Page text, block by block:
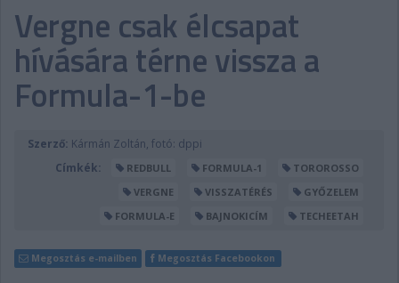
PODCAST
SHOP
LIVE
TIPPJÁTÉK
DIGITÁLIS MAGAZIN
PONTÁLLÁSOK
VERSENYNAPTÁRAK
Vergne csak élcsapat
hívására térne vissza a
Formula-1-be
Szerző: Kármán Zoltán, fotó: dppi
Címkék:
REDBULL FORMULA-1
TOROROSSO
VERGNE
VISSZATÉRÉS
GYŐZELEM
FORMULA-E
BAJNOKICÍM TECHEETAH
Megosztás e-mailben Megosztás Facebookon